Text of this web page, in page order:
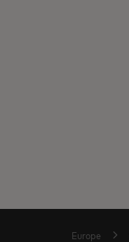
Europe